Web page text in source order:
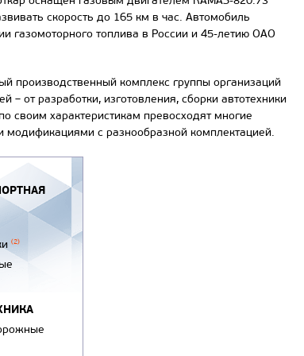
скорость до 165 км в час. Автомобиль
газомоторного топлива в России и 45-летию ОАО
производственный комплекс группы организаций
– от разработки, изготовления, сборки автотехники
своим характеристикам превосходят многие
с разнообразной комплектацией.
(2)